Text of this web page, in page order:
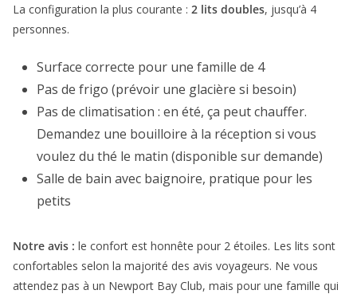
La configuration la plus courante : 2 lits doubles, jusqu’à 4
personnes.
Surface correcte pour une famille de 4
Pas de frigo (prévoir une glacière si besoin)
Pas de climatisation : en été, ça peut chauffer.
Demandez une bouilloire à la réception si vous
voulez du thé le matin (disponible sur demande)
Salle de bain avec baignoire, pratique pour les
petits
Notre avis : le confort est honnête pour 2 étoiles. Les lits sont
confortables selon la majorité des avis voyageurs. Ne vous
attendez pas à un Newport Bay Club, mais pour une famille qui